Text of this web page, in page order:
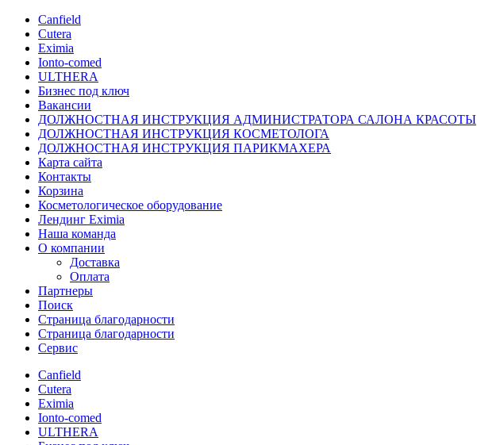
Canfield
Cutera
Eximia
Ionto-comed
ULTHERA
Бизнес под ключ
Вакансии
ДОЛЖНОСТНАЯ ИНСТРУКЦИЯ АДМИНИСТРАТОРА САЛОНА КРАСОТЫ
ДОЛЖНОСТНАЯ ИНСТРУКЦИЯ КОСМЕТОЛОГА
ДОЛЖНОСТНАЯ ИНСТРУКЦИЯ ПАРИКМАХЕРА
Карта сайта
Контакты
Корзина
Косметологическое оборудование
Лендинг Eximia
Наша команда
О компании
Доставка
Оплата
Партнеры
Поиск
Страница благодарности
Страница благодарности
Сервис
Canfield
Cutera
Eximia
Ionto-comed
ULTHERA